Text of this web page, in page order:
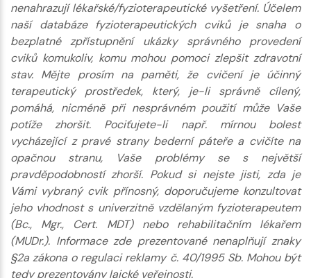
nenahrazují lékařské/fyzioterapeutické vyšetření. Účelem
naší databáze fyzioterapeutických cviků je snaha o
bezplatné zpřístupnění ukázky správného provedení
cviků komukoliv, komu mohou pomoci zlepšit zdravotní
stav. Mějte prosím na paměti, že cvičení je účinný
terapeutický prostředek, který, je-li správně cílený,
pomáhá, nicméně při nesprávném použití může Vaše
potíže zhoršit. Pociťujete-li např. mírnou bolest
vycházející z pravé strany bederní páteře a cvičíte na
opačnou stranu, Vaše problémy se s největší
pravděpodobností zhorší. Pokud si nejste jisti, zda je
Vámi vybraný cvik přínosný, doporučujeme konzultovat
jeho vhodnost s univerzitně vzdělaným fyzioterapeutem
(Bc., Mgr., Cert. MDT) nebo rehabilitačním lékařem
(MUDr.). Informace zde prezentované nenaplňují znaky
§2a zákona o regulaci reklamy č. 40/1995 Sb. Mohou být
tedy prezentovány laické veřejnosti.